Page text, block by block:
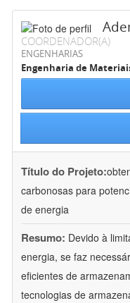
COORDENADOR(A)
ENGENHARIAS
Engenharia de
Título do Projeto:
carbonosas para
de energia
Resumo: Devido à
energia, se faz
eficientes de
tecnologias de